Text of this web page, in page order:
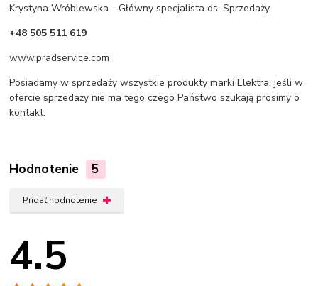
Krystyna Wróblewska - Główny specjalista ds. Sprzedaży
+48 505 511 619
www.pradservice.com
Posiadamy w sprzedaży wszystkie produkty marki Elektra, jeśli w
ofercie sprzedaży nie ma tego czego Państwo szukają prosimy o
kontakt.
Hodnotenie 5
Pridať hodnotenie
4.5